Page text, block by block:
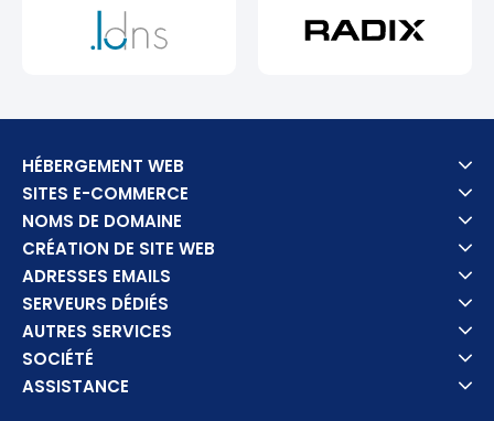
HÉBERGEMENT WEB
SITES E-COMMERCE
NOMS DE DOMAINE
CRÉATION DE SITE WEB
ADRESSES EMAILS
SERVEURS DÉDIÉS
AUTRES SERVICES
SOCIÉTÉ
ASSISTANCE